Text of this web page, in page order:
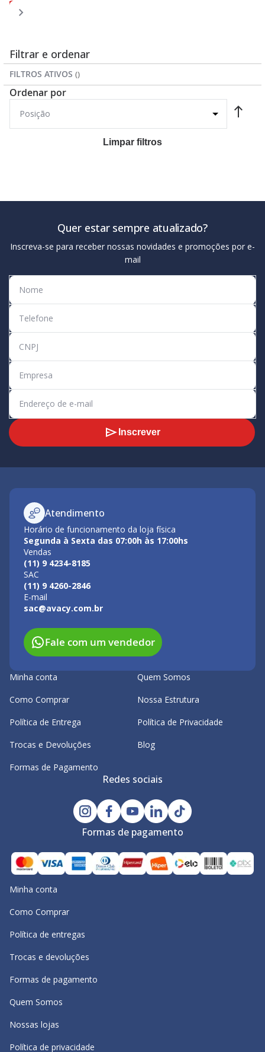
Você
esta
pagina
1 3
Filtrar e ordenar
FILTROS ATIVOS
Ordenar por
Limpar filtros
Quer estar sempre atualizado?
Inscreva-se para receber nossas novidades e promoções por e-
mail
Inscrever
Atendimento
Horário de funcionamento da loja física
Segunda à Sexta das 07:00h às 17:00hs
Vendas
(11) 9 4234-8185
SAC
(11) 9 4260-2846
E-mail
sac@avacy.com.br
Fale com um vendedor
Minha conta
Como Comprar
Política de Entrega
Trocas e Devoluções
Formas de Pagamento
Quem Somos
Nossa Estrutura
Política de Privacidade
Blog
Redes sociais
Formas de pagamento
Minha conta
Como Comprar
Política de entregas
Trocas e devoluções
Formas de pagamento
Quem Somos
Nossas lojas
Política de privacidade